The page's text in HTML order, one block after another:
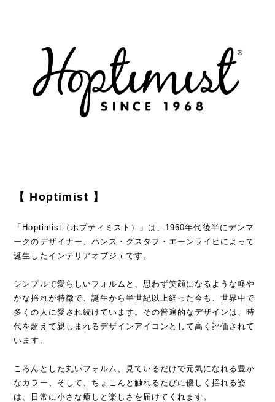
【 Hoptimist 】
「Hoptimist（ホプティミスト）」は、1960年代後半にデンマ
ークのデザイナー、ハンス・グスタフ・エーンライヒによって
誕生したインテリアオブジェです。
シンプルで愛らしいフォルムと、思わず笑顔になるような軽や
かな揺れが特徴で、誕生から半世紀以上経った今も、世界中で
多くの人に愛され続けています。その普遍的なデザインは、時
代を超えて親しまれるデザインアイコンとして高く評価されて
います。
ころんとした丸いフォルム、見ているだけで元気になれる豊か
なカラー、そして、ちょこんと触れるたびに優しく揺れる姿
は、日常に小さな癒しと楽しさを届けてくれます。